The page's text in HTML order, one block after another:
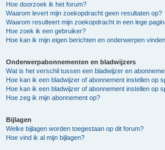
Hoe doorzoek ik het forum?
Waarom levert mijn zoekopdracht geen resultaten op?
Waarom resulteert mijn zoekopdracht in een lege
Hoe zoek ik een gebruiker?
Hoe kan ik mijn eigen berichten en onderwerpen
Onderwerpabonnementen en bladwijzers
Wat is het verschil tussen een bladwijzer en
Hoe kan ik een bladwijzer of abonnement instellen op
Hoe kan ik een bladwijzer of abonnement instellen op
Hoe zeg ik mijn abonnement op?
Bijlagen
Welke bijlagen worden toegestaan op dit forum?
Hoe vind ik al mijn bijlagen?